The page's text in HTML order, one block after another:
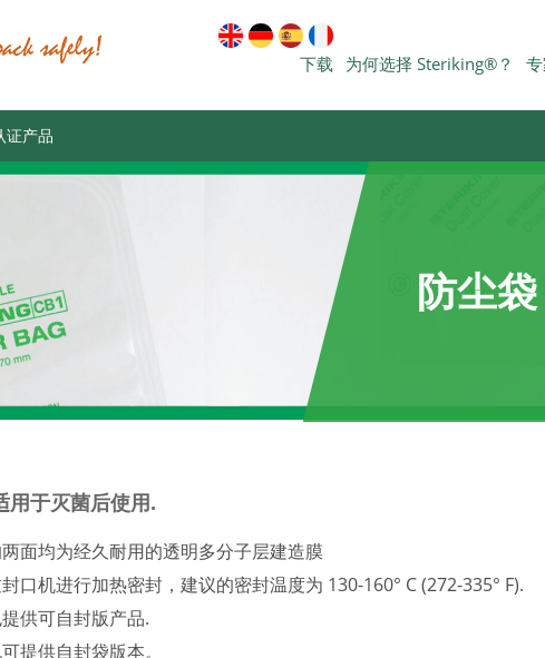
下载 为何选择 Steriking®？
证产品
防尘袋
用于灭菌后使用.
面均为经久耐用的透明多分子层建造膜
口机进行加热密封，建议的密封温度为 130-160° C (272-335° F).
供可自封版产品.
提供自封袋版本。